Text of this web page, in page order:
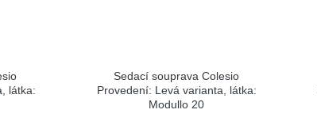
látka:
Sedací souprava Colesio
Provedení: Levá varianta, látka:
Modullo 20